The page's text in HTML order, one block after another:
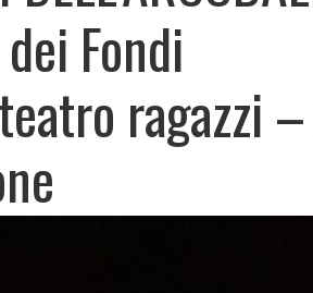
Fondi
ragazzi